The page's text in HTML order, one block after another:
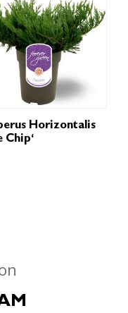
Horizontalis
Chip‘